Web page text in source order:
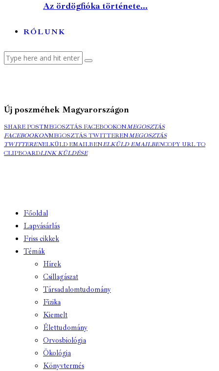
Az ördögfióka története...
RÓLUNK
Új poszméhek Magyarországon
SHARE POSTMEGOSZTÁS FACEBOOKONMEGOSZTÁS
FACEBOOKONMEGOSZTÁS TWITTERENMEGOSZTÁS
TWITTERENELKÜLD EMAILBENELKÜLD EMAILBENCOPY URL TO
CLIPBOARDLINK KÜLDÉSE
Főoldal
Lapvásárlás
Friss cikkek
Témák
Hírek
Csillagászat
Társadalomtudomány
Fizika
Kiemelt
Élettudomány
Orvosbiológia
Ökológia
Könyvtermés